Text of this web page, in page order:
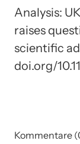
Analysis:
raises
scientific
doi.org/
Kommentare